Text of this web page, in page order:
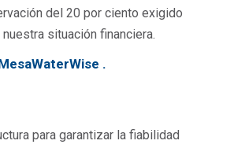
del 20 por ciento exigido
situación financiera.
.
para garantizar la fiabilidad